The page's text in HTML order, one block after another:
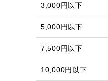
3,000円以下
5,000円以下
7,500円以下
10,000円以下